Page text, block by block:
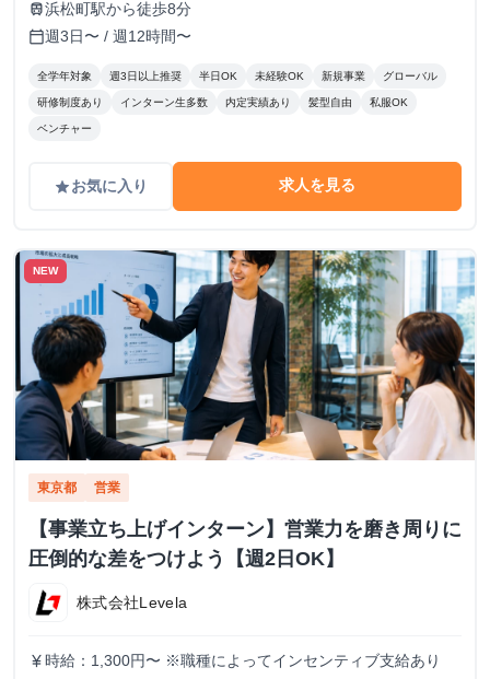
train浜松町駅から徒歩8分
calendar_today週3日〜 / 週12時間〜
全学年対象 週3日以上推奨 半日OK 未経験OK 新規事業 グローバル
研修制度あり インターン生多数 内定実績あり 髪型自由 私服OK
ベンチャー
gradeお気に入り 求人を見る
NEW
東京都 営業
【事業立ち上げインターン】営業力を磨き周りに
圧倒的な差をつけよう【週2日OK】
株式会社Levela
currency_yen 時給：1,300円〜 ※職種によってインセンティブ支給あり